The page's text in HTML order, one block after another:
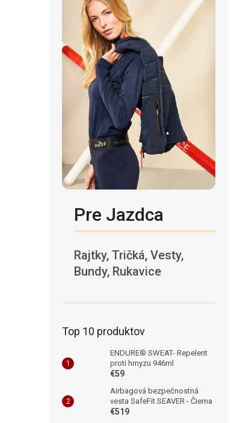
Pre Jazdca
Rajtky, Tričká, Vesty,
Bundy, Rukavice
Top 10 produktov
ENDURE® SWEAT- Repelent
proti hmyzu 946ml
€59
Airbagová bezpečnostná
vesta SafeFit SEAVER - Čierna
€519